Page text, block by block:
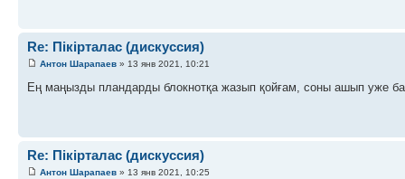
Re: Пікірталас (дискуссия)
Антон Шарапаев » 13 янв 2021, 10:21
Ең маңызды пландарды блокнотқа жазып қойғам, соны ашып уже
Re: Пікірталас (дискуссия)
Антон Шарапаев » 13 янв 2021, 10:25